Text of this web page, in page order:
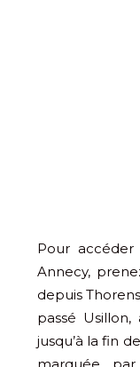
Pour
Annecy,
depuis
passé
jusqu’à la fin